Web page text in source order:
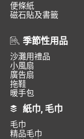
便條紙
磁石貼及書籤
季節性用品
沙灘用禮品
小風扇
廣告扇
拖鞋
暖手包
紙巾, 毛巾
毛巾
精品毛巾